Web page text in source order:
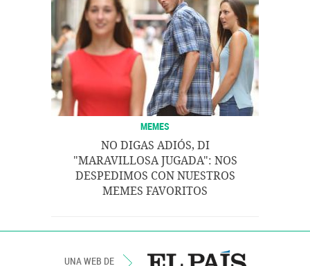
MEMES
NO DIGAS ADIÓS, DI
"MARAVILLOSA JUGADA": NOS
DESPEDIMOS CON NUESTROS
MEMES FAVORITOS
UNA WEB DE